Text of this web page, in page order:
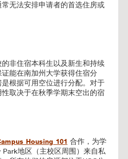
无法安排申请者的首选住房或
非住宿本科生以及新生和持续
能在南加州大学获得住宿分
根据可用空位进行分配。对于
取决于在秋季学期末空出的宿
Housing 101 合作，为学
Park地区（主校区周围）来自私